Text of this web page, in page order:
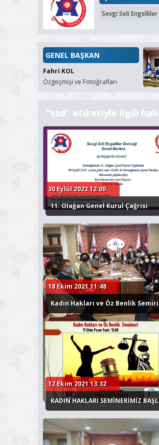
Sevgi Seli
GENEL BAŞKAN
Fahri KOL
Özgeçmişi ve Fotoğrafları
"ssd" etiketiyle ilgili
30 Eylül 2022 12:00
11. Olağan Genel Kurul Çağrısı
18 Ekim 2021 11:48
Kadın Hakları ve Öz Benlik
12 Ekim 2021 13:32
KADIN HAKLARI SEMİNERİMİZ